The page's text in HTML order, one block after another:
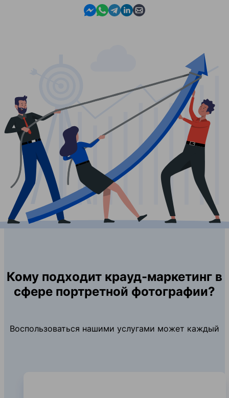
Contact us in Messenger
Contact us in WhatsApp
Contact us in Telegram
Contact us in Linkedin
Contact us by email
Кому подходит крауд-маркетинг в
сфере портретной фотографии?
Воспользоваться нашими услугами может каждый